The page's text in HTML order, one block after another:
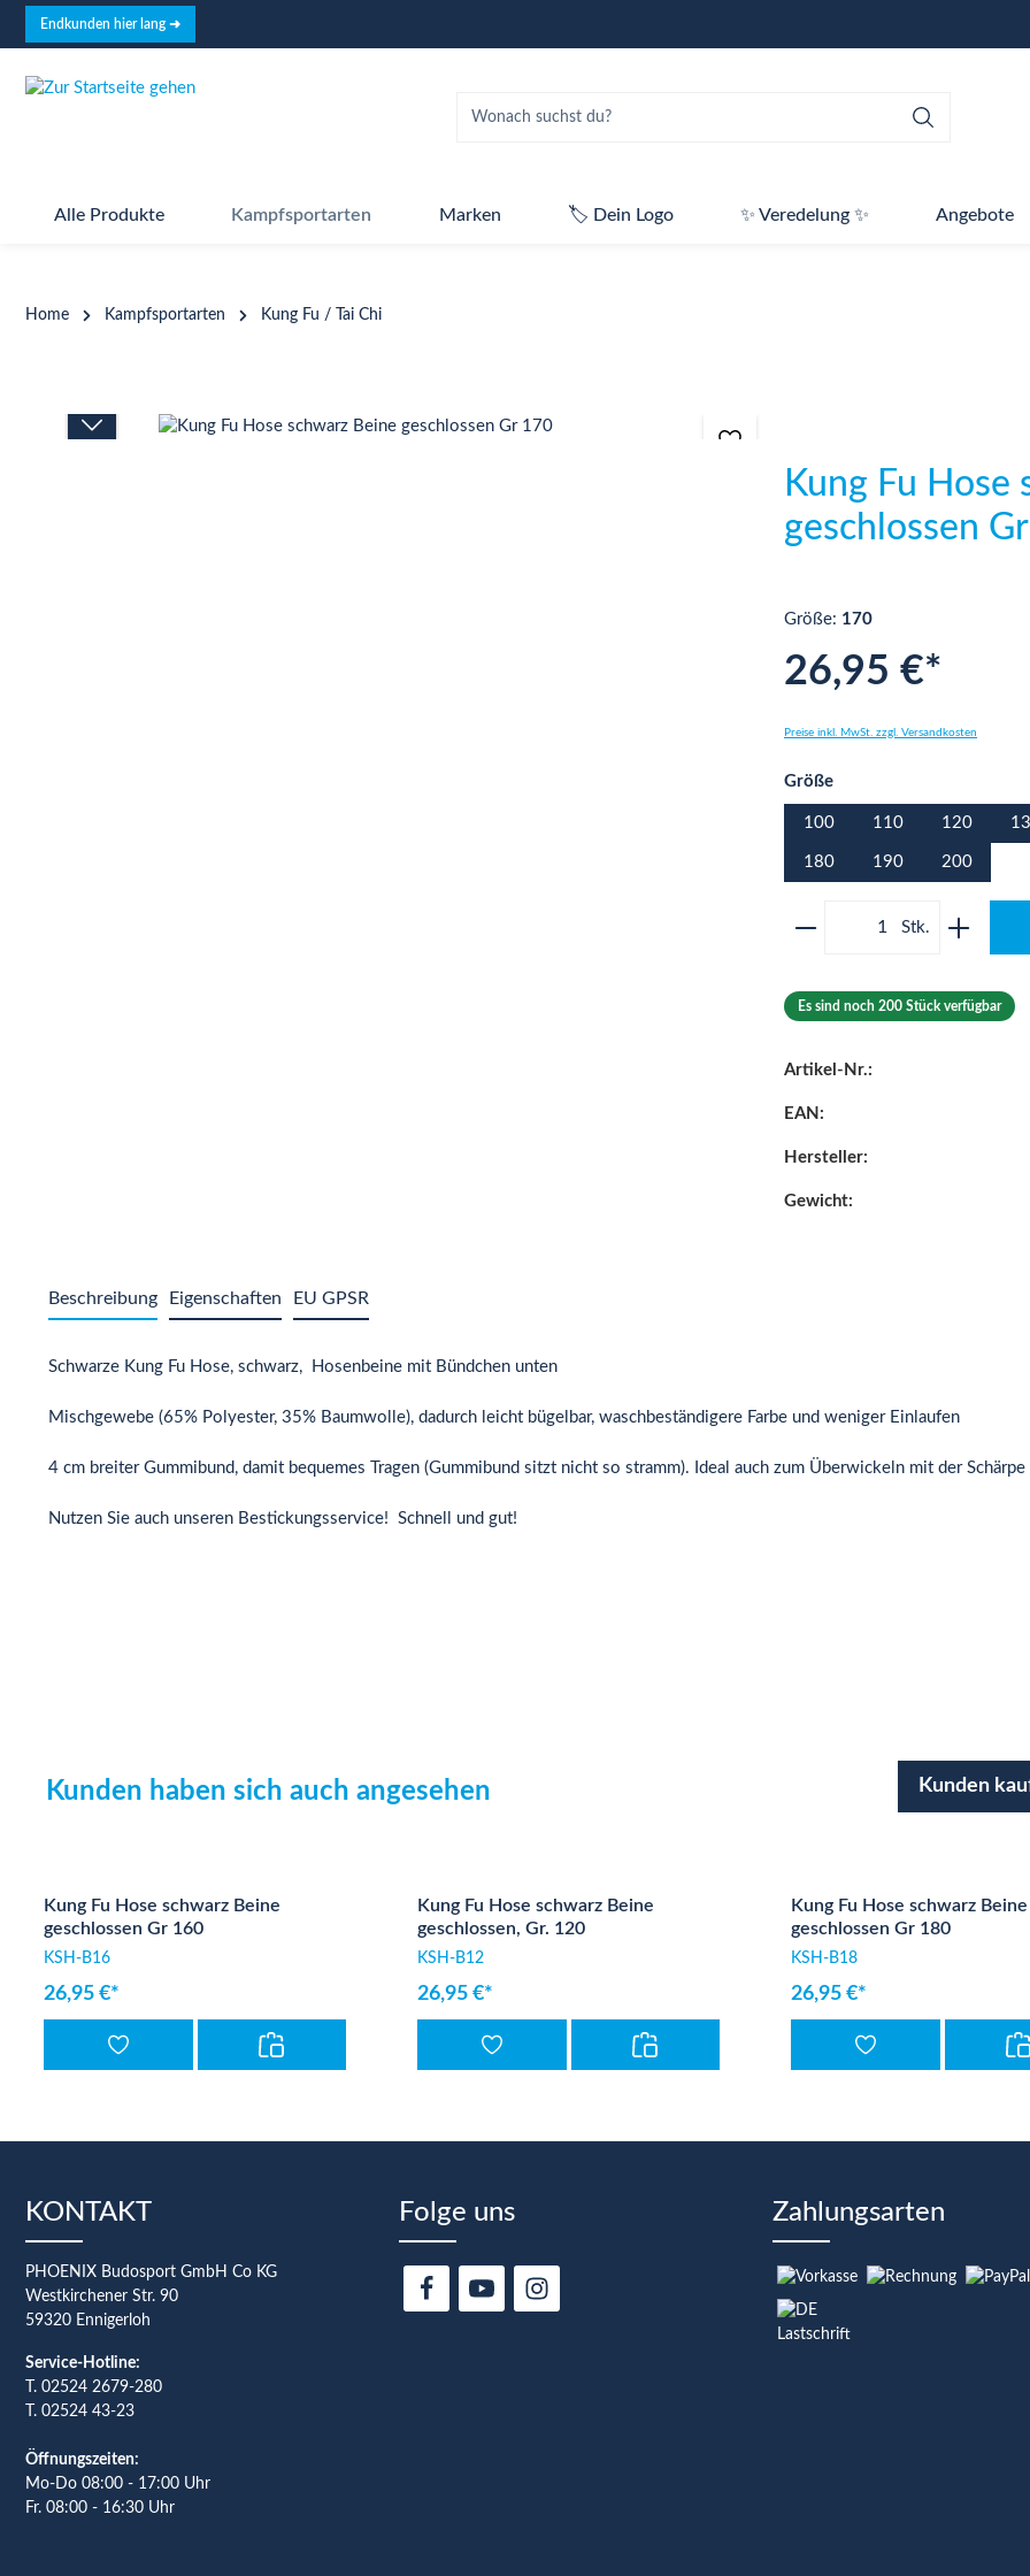
Zur Hauptnavigation springen
Endkunden hier lang ➜
Alle Produkte Kampfsportarten Marken 🏷️ Dein Logo ✨ Veredelung ✨ Angebote
Home Kampfsportarten Kung Fu / Tai Chi
Bildergalerie überspringen
Kung Fu Hose
geschlossen
Größe: 170
26,95 €*
Preise inkl. MwSt. zzgl. Versandkosten
Größeauswählen
100 110 120
180 190 200
Produkt Anzahl:
Es sind noch 200 Stück verfügbar
Artikel-Nr.:
EAN:
Hersteller:
Gewicht:
Beschreibung Eigenschaften EU GPSR
Schwarze Kung Fu Hose, schwarz, Hosenbeine mit Bündchen unten
Mischgewebe (65% Polyester, 35% Baumwolle), dadurch leicht bügelbar, waschbeständigere Farbe und weniger Einlaufen
4 cm breiter Gummibund, damit bequemes Tragen (Gummibund sitzt nicht so stramm). Ideal auch zum Überwickeln mit der Schärpe
Nutzen Sie auch unseren Bestickungsservice! Schnell und gut!
Kunden haben sich auch angesehen Kunden
Kung Fu Hose schwarz Beine
geschlossen Gr 160
KSH-B16
26,95 €*
Kung Fu Hose schwarz Beine
geschlossen, Gr. 120
KSH-B12
26,95 €*
Kung Fu Hose schwarz Beine
geschlossen Gr 180
KSH-B18
26,95 €*
KONTAKT
PHOENIX Budosport GmbH Co KG
Westkirchener Str. 90
59320 Ennigerloh
Service-Hotline:
T. 02524 2679-280
T. 02524 43-23
Öffnungszeiten:
Mo-Do 08:00 - 17:00 Uhr
Fr. 08:00 - 16:30 Uhr
Folge uns Zahlungsarten